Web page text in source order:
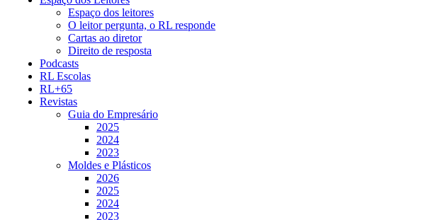
Espaço dos leitores
O leitor pergunta, o RL responde
Cartas ao diretor
Direito de resposta
Podcasts
RL Escolas
RL+65
Revistas
Guia do Empresário
2025
2024
2023
Moldes e Plásticos
2026
2025
2024
2023